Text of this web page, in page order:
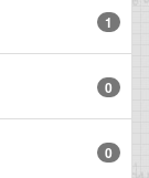
1
0
0